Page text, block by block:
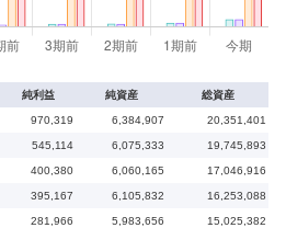
純利益 純資産 総資産
970,319 6,384,907 20,351,401
545,114 6,075,333 19,745,893
400,380 6,060,165 17,046,916
395,167 6,105,832 16,253,088
281,966 5,983,656 15,025,382